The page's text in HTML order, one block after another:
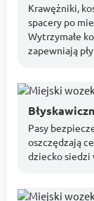
Krawężniki,
spacery po
Wytrzymałe
zapewniają
Pasy
oszczędzają
dziecko siedzi